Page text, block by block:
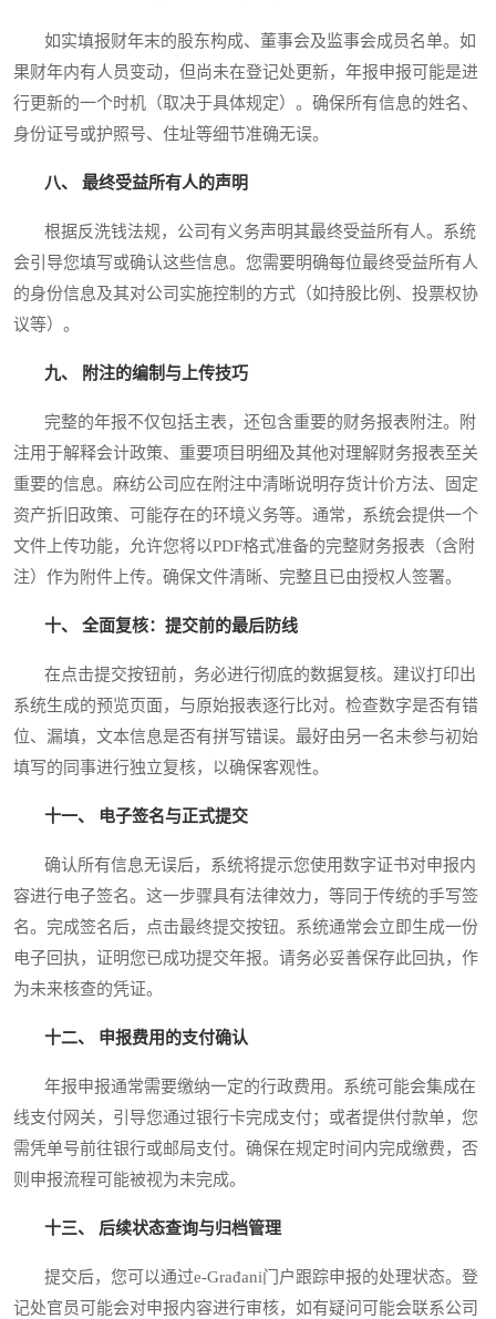
如实填报财年末的股东构成、董事会及监事会成员名单。如
果财年内有人员变动，但尚未在登记处更新，年报申报可能是进
行更新的一个时机（取决于具体规定）。确保所有信息的姓名、
身份证号或护照号、住址等细节准确无误。
八、 最终受益所有人的声明
根据反洗钱法规，公司有义务声明其最终受益所有人。系统
会引导您填写或确认这些信息。您需要明确每位最终受益所有人
的身份信息及其对公司实施控制的方式（如持股比例、投票权协
议等）。
九、 附注的编制与上传技巧
完整的年报不仅包括主表，还包含重要的财务报表附注。附
注用于解释会计政策、重要项目明细及其他对理解财务报表至关
重要的信息。麻纺公司应在附注中清晰说明存货计价方法、固定
资产折旧政策、可能存在的环境义务等。通常，系统会提供一个
文件上传功能，允许您将以PDF格式准备的完整财务报表（含附
注）作为附件上传。确保文件清晰、完整且已由授权人签署。
十、 全面复核：提交前的最后防线
在点击提交按钮前，务必进行彻底的数据复核。建议打印出
系统生成的预览页面，与原始报表逐行比对。检查数字是否有错
位、漏填，文本信息是否有拼写错误。最好由另一名未参与初始
填写的同事进行独立复核，以确保客观性。
十一、 电子签名与正式提交
确认所有信息无误后，系统将提示您使用数字证书对申报内
容进行电子签名。这一步骤具有法律效力，等同于传统的手写签
名。完成签名后，点击最终提交按钮。系统通常会立即生成一份
电子回执，证明您已成功提交年报。请务必妥善保存此回执，作
为未来核查的凭证。
十二、 申报费用的支付确认
年报申报通常需要缴纳一定的行政费用。系统可能会集成在
线支付网关，引导您通过银行卡完成支付；或者提供付款单，您
需凭单号前往银行或邮局支付。确保在规定时间内完成缴费，否
则申报流程可能被视为未完成。
十三、 后续状态查询与归档管理
提交后，您可以通过e-Građani门户跟踪申报的处理状态。登
记处官员可能会对申报内容进行审核，如有疑问可能会联系公司